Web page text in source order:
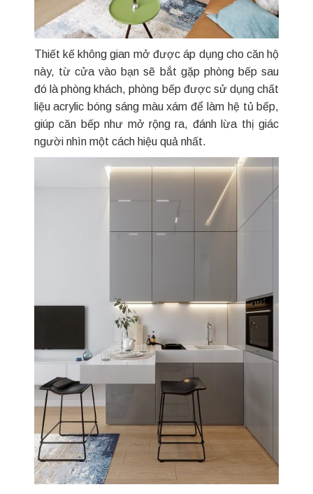
Thiết kế không gian mở được áp dụng cho căn hộ
này, từ cửa vào bạn sẽ bắt gặp phòng bếp sau
đó là phòng khách, phòng bếp được sử dụng chất
liệu acrylic bóng sáng màu xám để làm hệ tủ bếp,
giúp căn bếp như mở rộng ra, đánh lừa thị giác
người nhìn một cách hiệu quả nhất.